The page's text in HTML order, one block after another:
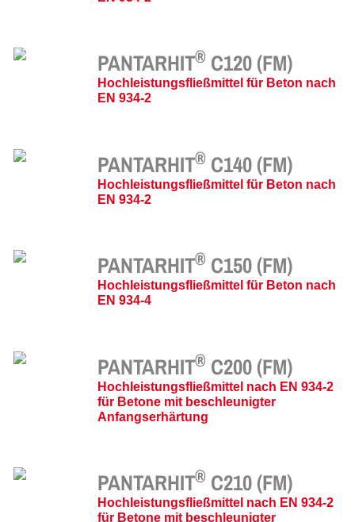
PANTARHIT® C120 (FM)
Hochleistungsfließmittel für Beton nach
EN 934-2
PANTARHIT® C140 (FM)
Hochleistungsfließmittel für Beton nach
EN 934-2
PANTARHIT® C150 (FM)
Hochleistungsfließmittel für Beton nach
EN 934-4
PANTARHIT® C200 (FM)
Hochleistungsfließmittel nach EN 934-2
für Betone mit beschleunigter
Anfangserhärtung
PANTARHIT® C210 (FM)
Hochleistungsfließmittel nach EN 934-2
für Betone mit beschleunigter